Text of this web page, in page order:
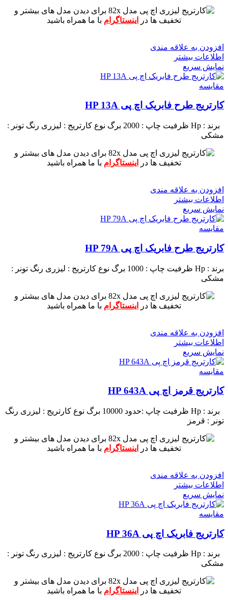
برای دیدن مدل های بیشتر و
تخفیف ها در
اینستاگرام با ما همراه باشید
افزودن به علاقه مندی
اطلاعات بیشتر
نمایش سریع
مقايسه
کارتریج طرح فابریک اچ پی HP 13A
برند : Hp ظرفیت چاپ : 2000 برگ نوع کارتریج : لیزری رنگ تونر :
مشکی
برای دیدن مدل های بیشتر و
تخفیف ها در
اینستاگرام با ما همراه باشید
افزودن به علاقه مندی
اطلاعات بیشتر
نمایش سریع
مقايسه
کارتریج طرح فابریک اچ پی HP 79A
برند : Hp ظرفیت چاپ : 1000 برگ نوع کارتریج : لیزری رنگ تونر :
مشکی
برای دیدن مدل های بیشتر و
تخفیف ها در
اینستاگرام با ما همراه باشید
افزودن به علاقه مندی
اطلاعات بیشتر
نمایش سریع
مقايسه
کارتریج قرمز اچ پی HP 643A
برند : Hp ظرفیت چاپ :حدود 10000 برگ نوع کارتریج : لیزری رنگ
تونر : قرمز
برای دیدن مدل های بیشتر و
تخفیف ها در
اینستاگرام با ما همراه باشید
افزودن به علاقه مندی
اطلاعات بیشتر
نمایش سریع
مقايسه
کارتریج فابریک اچ پی HP 36A
برند : Hp ظرفیت چاپ : 2000 برگ نوع کارتریج : لیزری رنگ تونر :
مشکی
برای دیدن مدل های بیشتر و
تخفیف ها در
اینستاگرام با ما همراه باشید